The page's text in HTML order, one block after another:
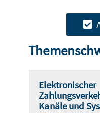
Elektronischer
Kanäle und